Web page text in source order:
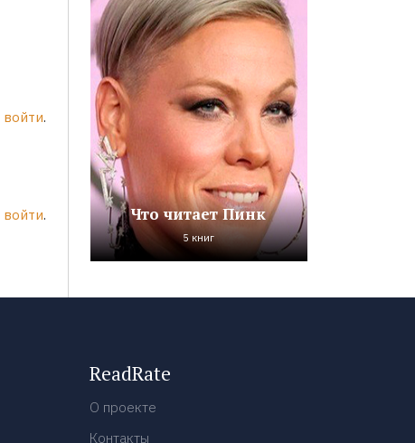
войти.
войти. Что читает Пинк
5 книг
ReadRate
О проекте
Контакты